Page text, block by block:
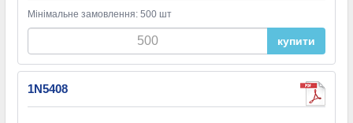
Мінімальне замовлення: 500 шт
купити
1N5408